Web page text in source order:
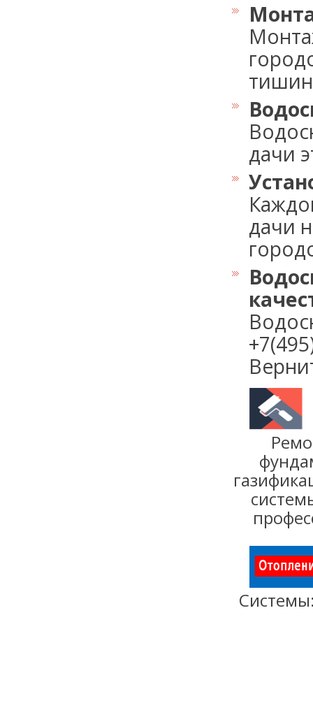
дачи
дачи